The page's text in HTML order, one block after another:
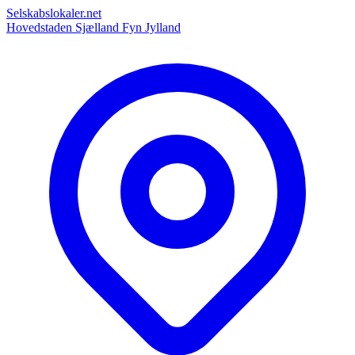
Selskabslokaler.net
Hovedstaden Sjælland Fyn Jylland